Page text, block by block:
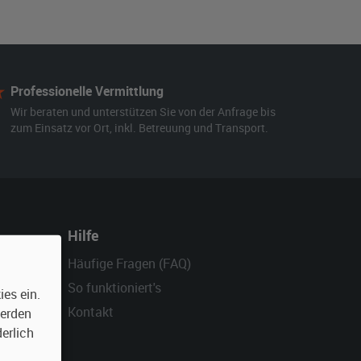
Professionelle Vermittlung
Wir beraten und unterstützen Sie von der Anfrage bis
zum Einsatz vor Ort, inkl. Betreuung und Transport.
Hilfe
Häufige Fragen (FAQ)
So funktioniert's
Kontakt
ein.